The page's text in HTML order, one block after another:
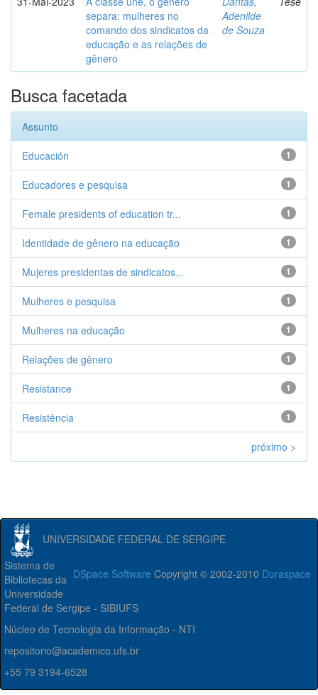
separa: mulheres no
comando dos sindicatos da
educação e as relações de
gênero
Adenilde
de Souza
Busca facetada
Assunto
1
Educación
1
Educadores e pesquisa
1
Female presidents of education tr...
1
Identidade de gênero na educação
1
Mujeres presidentas de sindicatos...
1
Mulheres e pesquisa
1
Mulheres na educação
1
Relações de gênero
1
Resistance
1
Resistência
próximo >
UNIVERSIDADE FEDERAL DE SERGIPE
DSpace Software Copyright © 2002-2010 Duraspace
Sistema de
Bibliotecas da
Universidade
Federal de Sergipe - SIBIUFS
Núcleo de Tecnologia da Informação - NTI
repositorio@academico.ufs.br
+55 79 3194-6528